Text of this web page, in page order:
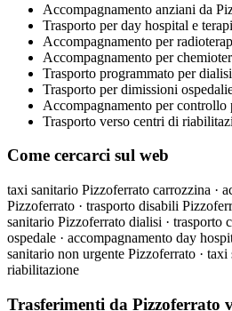
Accompagnamento anziani da
Trasporto per day hospital e
Accompagnamento per
Accompagnamento per
Trasporto programmato per dialisi
Trasporto per dimissioni
Accompagnamento per controllo
Trasporto verso centri di
Come cercarci sul web
taxi sanitario Pizzoferrato carrozzina ·
Pizzoferrato · trasporto disabili
sanitario Pizzoferrato dialisi · trasporto
ospedale · accompagnamento day
sanitario non urgente Pizzoferrato ·
riabilitazione
Trasferimenti da Pizzoferrato